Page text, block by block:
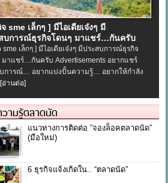
sme เล็กๆ ] มีไอเดียเจ๋งๆ มี
บการณ์ธุรกิจโดนๆ มาแชร์…กันครับ
sme เล็กๆ ] มีไอเดียเจ๋งๆ มีประสบการณ์ธุรกิจ
มาแชร์…กันครับ Advertisements อยากแชร์
การณ์… อยากแบ่งปั้นความรู้… อยากให้กำลัง
[อ่านต่อ]
ามรู้ตลาดนัด
แนวทางการติดต่อ ”จองล็อคตลาดนัด”
(มือใหม่)
6 ธุรกิจแจ้งเกิดใน.. “ตลาดนัด”